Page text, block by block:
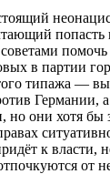
в партии
типажа —
Германии,
но они хотя
к власти,
от